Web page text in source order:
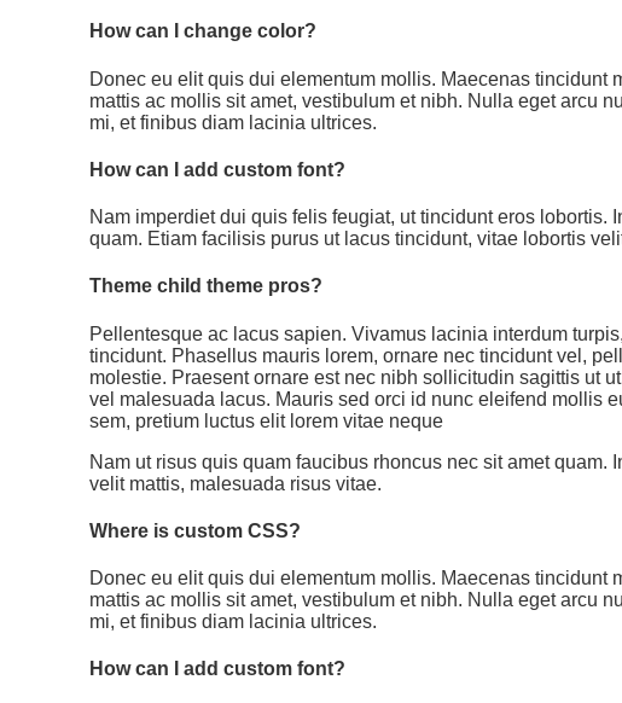
How can I change color?
Donec eu elit quis dui elementum mollis. Maecenas tincidunt
mattis ac mollis sit amet, vestibulum et nibh. Nulla eget arcu
mi, et finibus diam lacinia ultrices.
How can I add custom font?
Nam imperdiet dui quis felis feugiat, ut tincidunt eros
quam. Etiam facilisis purus ut lacus tincidunt, vitae lobortis
Theme child theme pros?
Pellentesque ac lacus sapien. Vivamus lacinia interdum
tincidunt. Phasellus mauris lorem, ornare nec tincidunt vel,
molestie. Praesent ornare est nec nibh sollicitudin sagittis ut
vel malesuada lacus. Mauris sed orci id nunc eleifend mollis
sem, pretium luctus elit lorem vitae neque
Nam ut risus quis quam faucibus rhoncus nec sit amet
velit mattis, malesuada risus vitae.
Where is custom CSS?
Donec eu elit quis dui elementum mollis. Maecenas tincidunt
mattis ac mollis sit amet, vestibulum et nibh. Nulla eget arcu
mi, et finibus diam lacinia ultrices.
How can I add custom font?